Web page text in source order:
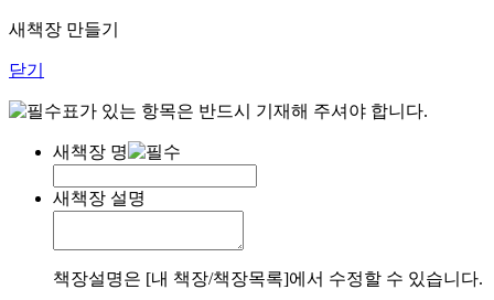
새책장 만들기
닫기
표가 있는 항목은 반드시 기재해 주셔야 합니다.
새책장 명
새책장 설명
책장설명은 [내 책장/책장목록]에서 수정할 수 있습니다.